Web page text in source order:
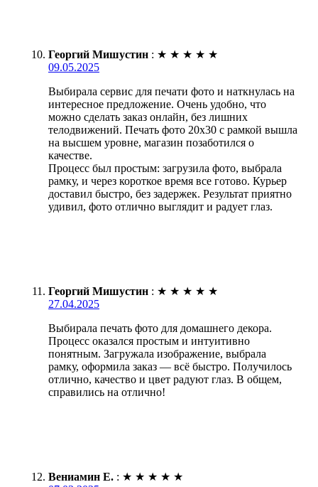
Георгий Мишустин : ★ ★ ★ ★ ★
09.05.2025
Выбирала сервис для печати фото и наткнулась на
интересное предложение. Очень удобно, что
можно сделать заказ онлайн, без лишних
телодвижений. Печать фото 20х30 с рамкой вышла
на высшем уровне, магазин позаботился о
качестве.
Процесс был простым: загрузила фото, выбрала
рамку, и через короткое время все готово. Курьер
доставил быстро, без задержек. Результат приятно
удивил, фото отлично выглядит и радует глаз.
Георгий Мишустин : ★ ★ ★ ★ ★
27.04.2025
Выбирала печать фото для домашнего декора.
Процесс оказался простым и интуитивно
понятным. Загружала изображение, выбрала
рамку, оформила заказ — всё быстро. Получилось
отлично, качество и цвет радуют глаз. В общем,
справились на отлично!
Вениамин Е. : ★ ★ ★ ★ ★